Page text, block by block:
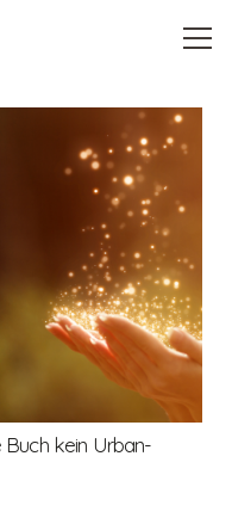
Buch kein Urban-